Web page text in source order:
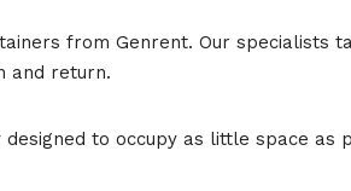
from Genrent. Our specialists
and return.
to occupy as little space as